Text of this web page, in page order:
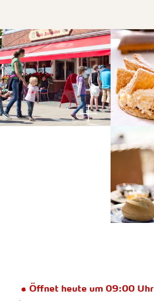
Öffnet heute um 09:00 Uhr